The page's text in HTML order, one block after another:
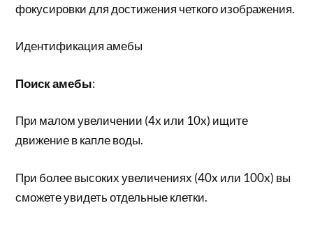
фокусировки для достижения четкого изображения.
Идентификация амебы
Поиск амебы:
При малом увеличении (4x или 10x) ищите
движение в капле воды.
При более высоких увеличениях (40x или 100x) вы
сможете увидеть отдельные клетки.